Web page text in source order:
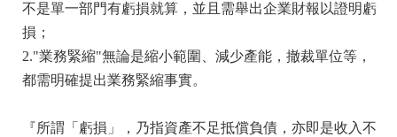
不是單一部門有虧損就算，並且需舉出企業財報以證明虧
損；
2."業務緊縮"無論是縮小範圍、減少產能，撤裁單位等，
都需明確提出業務緊縮事實。
『所謂「虧損」，乃指資產不足抵償負債，亦即是收入不